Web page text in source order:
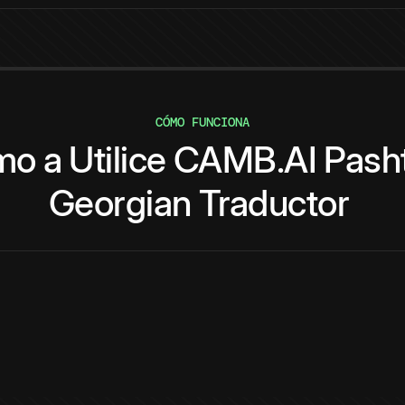
CÓMO FUNCIONA
a Utilice CAMB.AI
Georgian Traductor